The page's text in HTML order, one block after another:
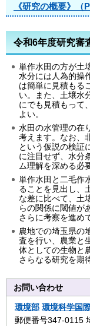
《研究の概要》（
令和6年度研究審
単作水田の方が土
水分には人為的操
は簡単に見積もる
い。また、土壌水
にでも見積もって
よい。
水田の水管理の在
考えます。なお、
という仮説の検証
に注目せず、水分
ム理解を深める必
単作水田と二毛作
ることを見出し、
な差に比べて、土
らの関係に閾値が
さらに考察を進め
農地での埼玉県の
査を行い、農業と
体としての生物と
さらなる研究を期
お問い合わせ
環境部 環境科学国
郵便番号347-0115